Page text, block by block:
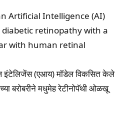
Artificial Intelligence (AI)
retinopathy with a
with human retinal
इंटेलिजेंस (एआय) मॉडेल विकसित केले
बरोबरीने मधुमेह रेटीनोपॅथी ओळखू